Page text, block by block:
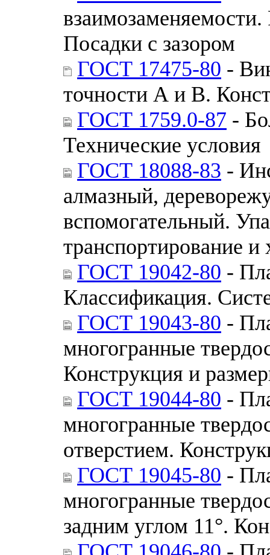
Посадки с зазором
ГОСТ 17475-80 -
точности А и В.
ГОСТ 1759.0-87 -
Технические условия
ГОСТ 18088-83 -
алмазный,
вспомогательный.
транспортирование и
ГОСТ 19042-80 -
Классификация.
ГОСТ 19043-80 -
многогранные
Конструкция и
ГОСТ 19044-80 -
многогранные
отверстием.
ГОСТ 19045-80 -
многогранные
задним углом 11°.